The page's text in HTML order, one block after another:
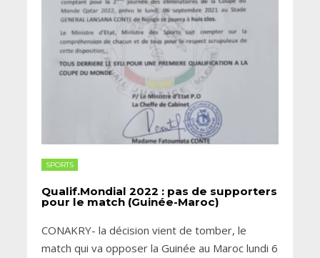
SPORTS
Qualif.Mondial 2022 : pas de supporters
pour le match (Guinée-Maroc)
CONAKRY- la décision vient de tomber, le
match qui va opposer la Guinée au Maroc lundi 6